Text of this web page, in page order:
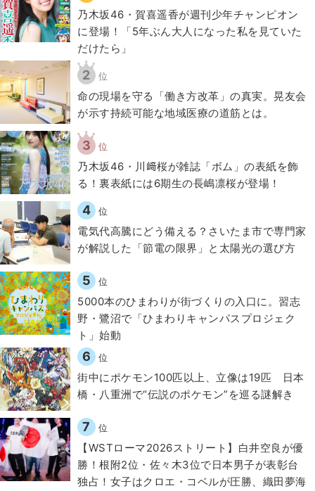
乃木坂46・賀喜遥香が週刊少年チャンピオン
に登場！「5年ぶん大人になった私を見ていた
だけたら」
2 位
​命の現場を守る「働き方改革」の真実。晃友会
が示す持続可能な地域医療の道筋とは。
3 位
乃木坂46・川﨑桜が雑誌「ボム」の表紙を飾
る！裏表紙には6期生の長嶋凛桜が登場！
4 位
電気代高騰にどう備える？さいたま市で専門家
が解説した「節電の限界」と太陽光の選び方
5 位
5000本のひまわりが街づくりの入口に。習志
野・鷺沼で「ひまわりキャンパスプロジェク
ト」始動
6 位
街中にポケモン100匹以上、立像は19匹 日本
橋・八重洲で“伝説のポケモン”を巡る謎解き
7 位
【WSTローマ2026ストリート】白井空良が優
勝！根附2位・佐々木3位で日本男子が表彰台
独占！女子はクロエ・コベルが圧勝、織田夢海